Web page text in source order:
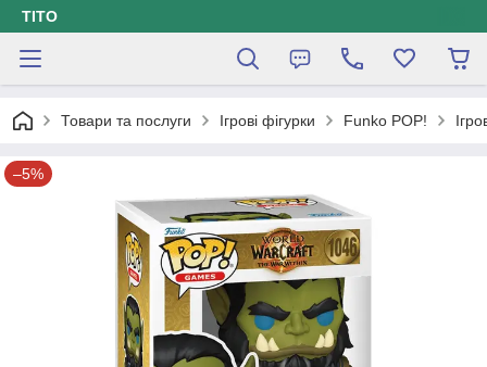
ТІТО
Товари та послуги Ігрові фігурки Funko POP!
–5%